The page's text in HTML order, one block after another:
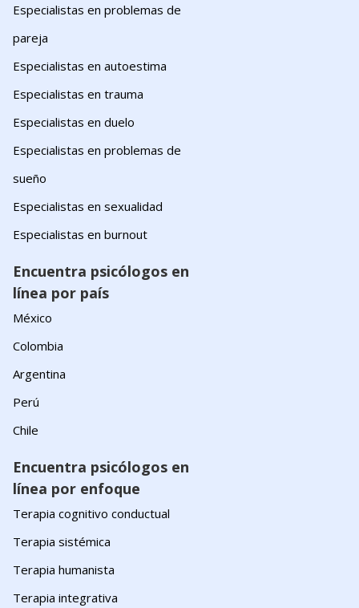
Especialistas en problemas de
pareja
Especialistas en autoestima
Especialistas en trauma
Especialistas en duelo
Especialistas en problemas de
sueño
Especialistas en sexualidad
Especialistas en burnout
Encuentra psicólogos en
línea por país
México
Colombia
Argentina
Perú
Chile
Encuentra psicólogos en
línea por enfoque
Terapia cognitivo conductual
Terapia sistémica
Terapia humanista
Terapia integrativa